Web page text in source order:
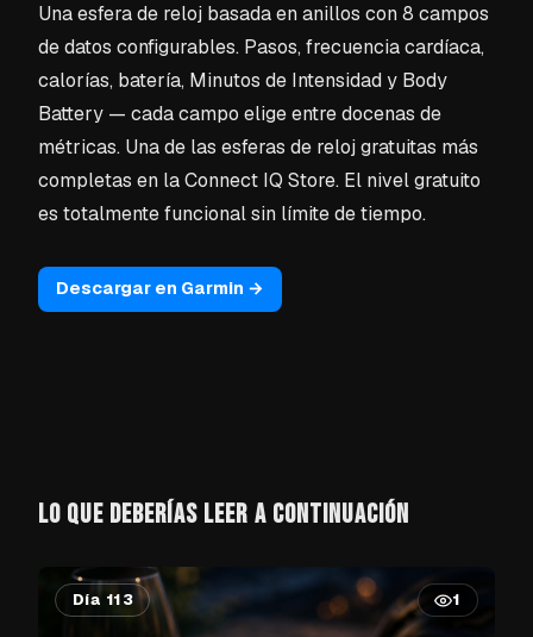
Una esfera de reloj basada en anillos con 8 campos
de datos configurables. Pasos, frecuencia cardíaca,
calorías, batería, Minutos de Intensidad y Body
Battery — cada campo elige entre docenas de
métricas. Una de las esferas de reloj gratuitas más
completas en la Connect IQ Store. El nivel gratuito
es totalmente funcional sin límite de tiempo.
Descargar en Garmin →
LO QUE DEBERÍAS LEER A CONTINUACIÓN
Día 113 1